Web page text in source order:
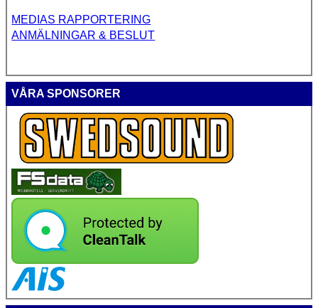
MEDIAS RAPPORTERING
ANMÄLNINGAR & BESLUT
VÅRA SPONSORER